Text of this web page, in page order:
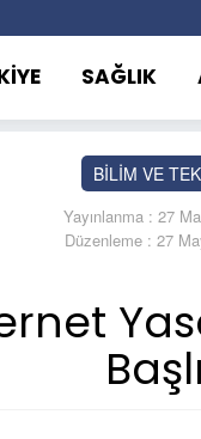
SAĞLIK
BİLİM VE
Yayınlanma : 27
Düzenleme : 27